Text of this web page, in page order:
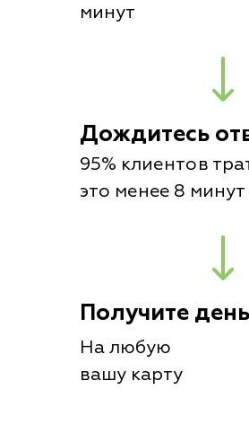
минут
Дождитесь
95% клиентов
это менее 8 минут
Получите
На любую
вашу карту